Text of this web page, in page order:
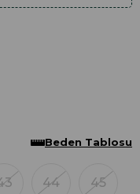
44 45
Beden Tablosu